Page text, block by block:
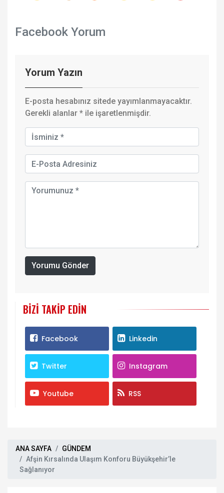
Facebook Yorum
Yorum Yazın
E-posta hesabınız sitede yayımlanmayacaktır.
Gerekli alanlar * ile işaretlenmişdir.
Yorumu Gönder
BIZI TAKIP EDIN
Facebook Linkedin
Twitter Instagram
Youtube RSS
ANA SAYFA
GÜNDEM
Afşin Kırsalında Ulaşım Konforu Büyükşehir’le
Sağlanıyor